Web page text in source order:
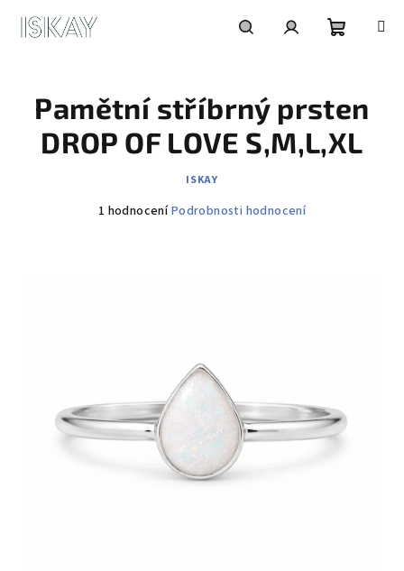
košík
Pamětní stříbrný prsten
DROP OF LOVE S,M,L,XL
ISKAY
Průměrné
1 hodnoceníPodrobnosti hodnocení